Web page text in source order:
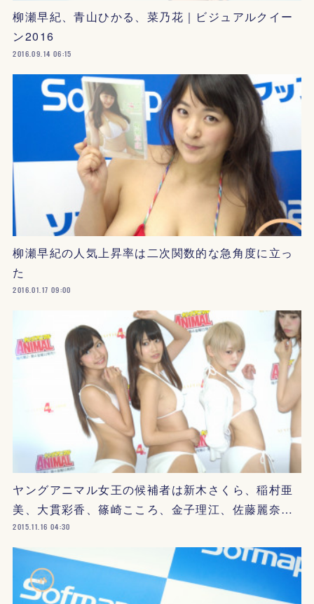
柳瀬早紀、青山ひかる、菜乃花｜ビジュアルクイー
ン2016
2016.09.14 06:15
柳瀬早紀の人気上昇率は二次関数的な急角度に立っ
た
2016.01.17 09:00
ヤングアニマル女王の候補者は新木さくら、稲村亜
美、大貫彩香、篠崎こころ、金子理江、佐藤麗奈…
2015.11.16 04:30